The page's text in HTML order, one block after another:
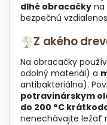
dlhé obracačky na
bezpečnú
Z akého
Na obracačky
odolný materiál) a
antibakteriálna).
potravinárskym
do 200 °C
nenechávajte ležať